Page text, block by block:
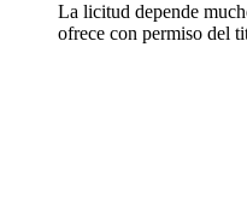
La licitud depende
ofrece con permiso del